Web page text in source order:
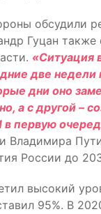
обсудили
Гуцан
«Ситуация
две недели
дни оно
а с другой –
первую
Владимира
России до
высокий
95%. В